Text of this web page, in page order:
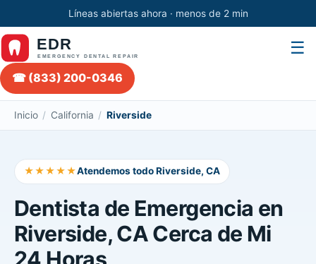
Líneas abiertas ahora · menos de 2 min
☰
☎ (833) 200-0346
Inicio / California / Riverside
★★★★★Atendemos todo Riverside, CA
Dentista de Emergencia en
Riverside, CA Cerca de Mi
24 Horas